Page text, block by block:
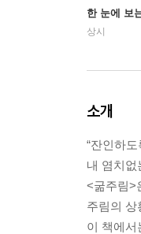
한 눈에 보
상시
소개
“잔인하
내 염치없
<굶주림>
주림의 상
이 책에